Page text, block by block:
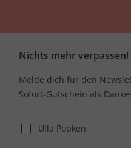
Nichts mehr verpassen!
Melde dich für den
Sofort-Gutschein als
Ulla Popken